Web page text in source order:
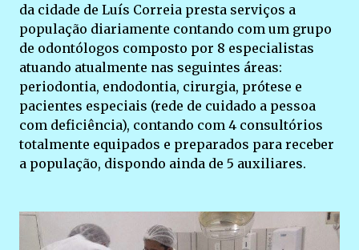
da cidade de Luís Correia presta serviços a
população diariamente contando com um grupo
de odontólogos composto por 8 especialistas
atuando atualmente nas seguintes áreas:
periodontia, endodontia, cirurgia, prótese e
pacientes especiais (rede de cuidado a pessoa
com deficiência), contando com 4 consultórios
totalmente equipados e preparados para receber
a população, dispondo ainda de 5 auxiliares.